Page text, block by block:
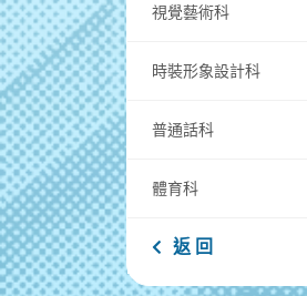
視覺藝術科
時裝形象設計科
普通話科
體育科
返 回